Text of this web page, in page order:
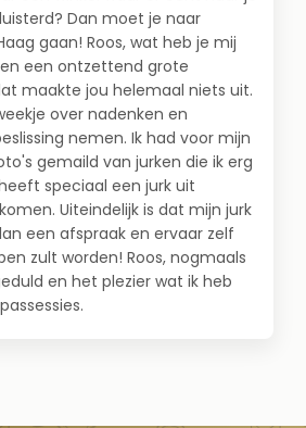
Dan moet je naar
gaan! Roos, wat heb je mij
een ontzettend grote
maakte jou helemaal niets uit.
over nadenken en
nemen. Ik had voor mijn
gemaild van jurken die ik erg
speciaal een jurk uit
Uiteindelijk is dat mijn jurk
een afspraak en ervaar zelf
zult worden! Roos, nogmaals
en het plezier wat ik heb